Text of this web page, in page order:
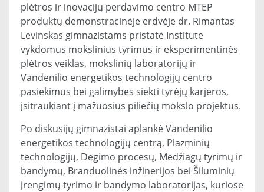
plėtros ir inovacijų perdavimo centro MTEP
produktų demonstracinėje erdvėje dr. Rimantas
Levinskas gimnazistams pristatė Institute
vykdomus mokslinius tyrimus ir eksperimentinės
plėtros veiklas, mokslinių laboratorijų ir
Vandenilio energetikos technologijų centro
pasiekimus bei galimybes siekti tyrėjų karjeros,
įsitraukiant į mažuosius piliečių mokslo projektus.
Po diskusijų gimnazistai aplankė Vandenilio
energetikos technologijų centrą, Plazminių
technologijų, Degimo procesų, Medžiagų tyrimų ir
bandymų, Branduolinės inžinerijos bei Šiluminių
įrengimų tyrimo ir bandymo laboratorijas, kuriose